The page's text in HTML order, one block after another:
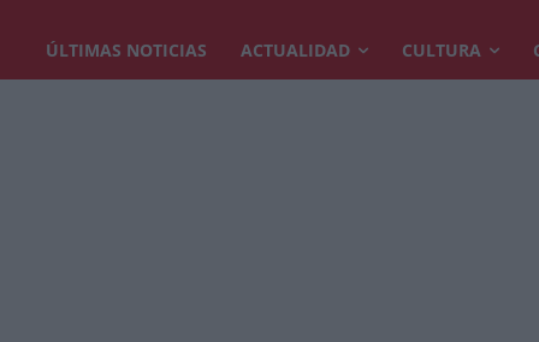
ÚLTIMAS NOTICIAS ACTUALIDAD CULTURA